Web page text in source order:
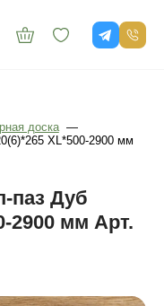
доска —
XL*500-2900 мм
паз Дуб
2900 мм Арт.